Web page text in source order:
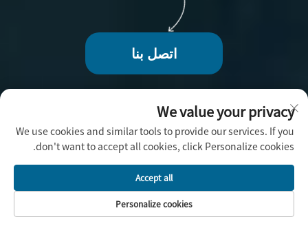
اتصل بنا
حقوق الطبع والنشر © 2025 بواسطة فوجو فيبون للحرف
اليدوية المحدودة -سياسة الخصوصية
We value your privacy
We use cookies and similar tools to provide our services. If you
don't want to accept all cookies, click Personalize cookies.
Personalize cookies
Accept all